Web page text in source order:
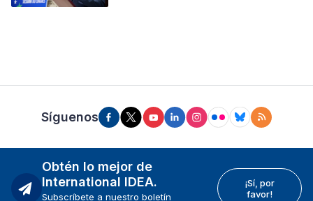
Síguenos
Obtén lo mejor de
International IDEA.
Subscríbete a nuestro boletín
¡Sí, por
favor!